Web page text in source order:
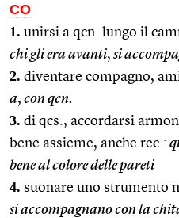
CO
1. unirsi a qcn. lungo il
chi gli era avanti, si
2. diventare compagno,
a, con qcn.
3. di qcs., accordarsi
bene assieme, anche rec.:
bene al colore delle pareti
4. suonare uno strumento
si accompagnano con la